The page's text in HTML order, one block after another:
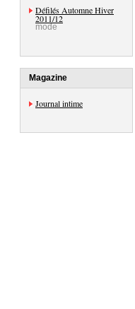
Défilés Automne Hiver
2011/12
mode
Magazine
Journal intime